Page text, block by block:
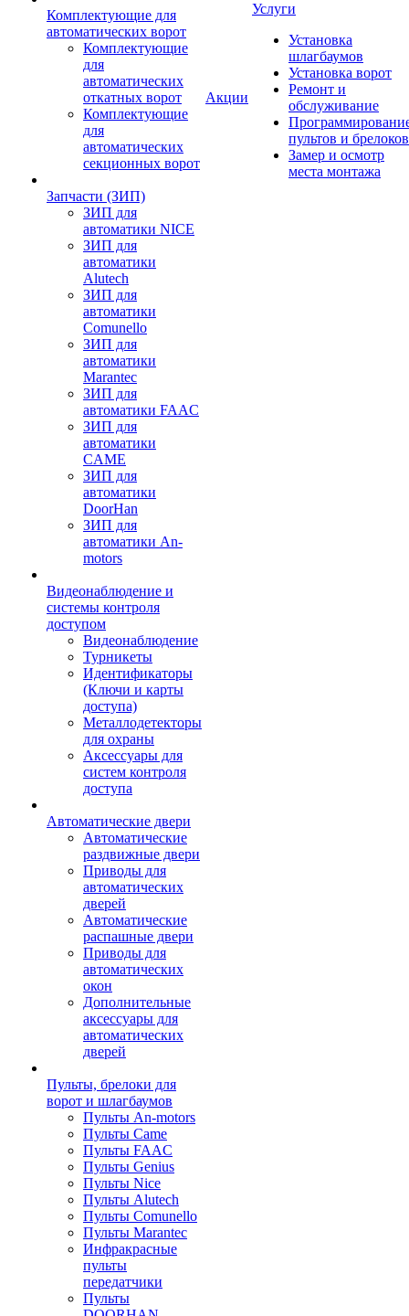
Комплектующие для
автоматических ворот
Комплектующие
для
автоматических
откатных ворот
Комплектующие
для
автоматических
секционных ворот
Запчасти (ЗИП)
ЗИП для
автоматики NICE
ЗИП для
автоматики
Alutech
ЗИП для
автоматики
Comunello
ЗИП для
автоматики
Marantec
ЗИП для
автоматики FAAC
ЗИП для
автоматики
CAME
ЗИП для
автоматики
DoorHan
ЗИП для
автоматики An-
motors
Видеонаблюдение и
системы контроля
доступом
Видеонаблюдение
Турникеты
Идентификаторы
(Ключи и карты
доступа)
Металлодетекторы
для охраны
Аксессуары для
систем контроля
доступа
Автоматические двери
Автоматические
раздвижные двери
Приводы для
автоматических
дверей
Автоматические
распашные двери
Приводы для
автоматических
окон
Дополнительные
аксессуары для
автоматических
дверей
Пульты, брелоки для
ворот и шлагбаумов
Пульты An-motors
Пульты Came
Пульты FAAC
Пульты Genius
Пульты Nice
Пульты Alutech
Пульты Сomunello
Пульты Marantec
Инфракрасные
пульты
передатчики
Пульты
Акции
Услуги
Установка
шлагбаумов
Установка ворот
Ремонт и
обслуживание
пультов и брелоков
Замер и осмотр
места монтажа